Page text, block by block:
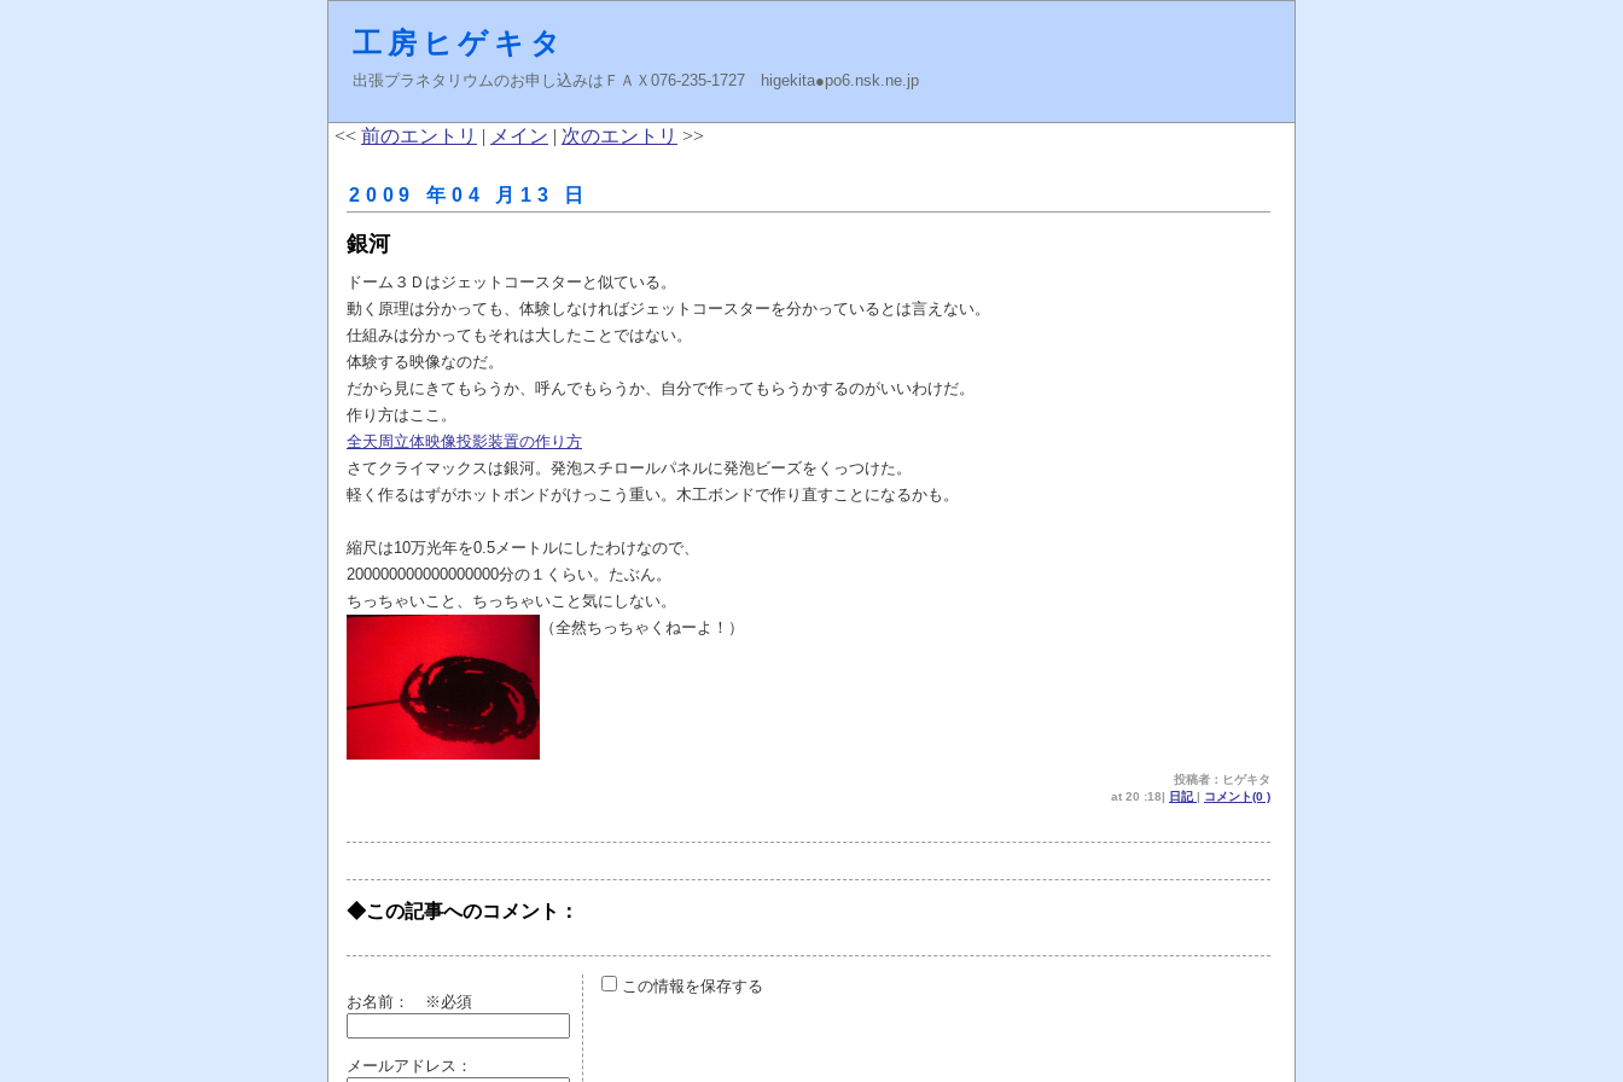
工房ヒゲキタ
出張プラネタリウムのお申し込みはＦＡＸ076-235-1727 higekita●po6.nsk.ne.jp
<< 前のエントリ | メイン | 次のエントリ >>
2009 年04 月13 日
銀河
ドーム３Ｄはジェットコースターと似ている。
動く原理は分かっても、体験しなければジェットコースターを分かっているとは言えない。
仕組みは分かってもそれは大したことではない。
体験する映像なのだ。
だから見にきてもらうか、呼んでもらうか、自分で作ってもらうかするのがいいわけだ。
作り方はここ。
全天周立体映像投影装置の作り方
さてクライマックスは銀河。発泡スチロールパネルに発泡ビーズをくっつけた。
軽く作るはずがホットボンドがけっこう重い。木工ボンドで作り直すことになるかも。
縮尺は10万光年を0.5メートルにしたわけなので、
200000000000000000分の１くらい。たぶん。
ちっちゃいこと、ちっちゃいこと気にしない。
（全然ちっちゃくねーよ！）
投稿者：ヒゲキタ
at 20 :18| 日記| コメント(0 )
◆この記事へのコメント：
お名前： ※必須
メールアドレス：
この情報を保存する